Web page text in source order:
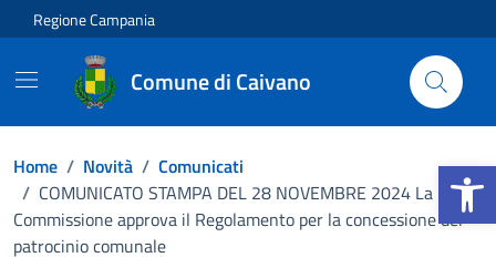
Apri la
Vai ai contenuti
Vai al footer
Regione Campania
Comune di Caivano
Home / Novità / Comunicati
/ COMUNICATO STAMPA DEL 28 NOVEMBRE 2024 La
Commissione approva il Regolamento per la concessione del
patrocinio comunale